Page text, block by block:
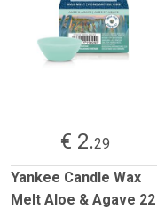
€ 2.29
Yankee Candle Wax
Melt Aloe & Agave 22